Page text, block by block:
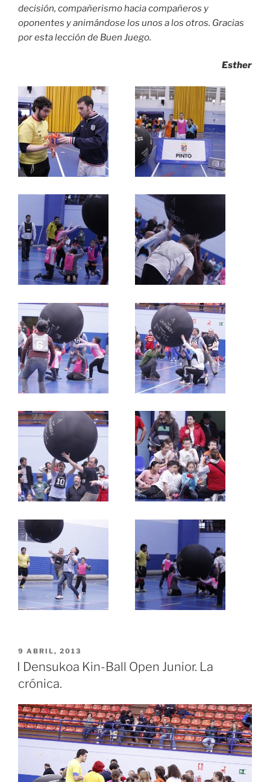
decisión, compañerismo hacia compañeros y
oponentes y animándose los unos a los otros. Gracias
por esta lección de Buen Juego.
Esther
PUBLICADO
EL
9 ABRIL, 2013
I Densukoa Kin-Ball Open Junior. La
crónica.